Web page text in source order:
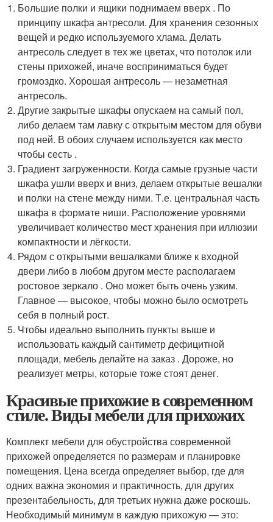
Большие полки и ящики поднимаем вверх . По
принципу шкафа антресоли. Для хранения сезонных
вещей и редко используемого хлама. Делать
антресоль следует в тех же цветах, что потолок или
стены прихожей, иначе восприниматься будет
громоздко. Хорошая антресоль — незаметная
антресоль.
Другие закрытые шкафы опускаем на самый пол,
либо делаем там лавку с открытым местом для обуви
под ней. В обоих случаем используется как место
чтобы сесть .
Градиент загруженности. Когда самые грузные части
шкафа ушли вверх и вниз, делаем открытые вешалки
и полки на стене между ними. Т.е. центральная часть
шкафа в формате ниши. Расположение уровнями
увеличивает количество мест хранения при иллюзии
компактности и лёгкости.
Рядом с открытыми вешалками ближе к входной
двери либо в любом другом месте располагаем
ростовое зеркало . Оно может быть очень узким.
Главное — высокое, чтобы можно было осмотреть
себя в полный рост.
Чтобы идеально выполнить пункты выше и
использовать каждый сантиметр дефицитной
площади, мебель делайте на заказ . Дороже, но
реализует метры, которые тоже стоят денег.
Красивые прихожие в современном
стиле. Виды мебели для прихожих
Комплект мебели для обустройства современной
прихожей определяется по размерам и планировке
помещения. Цена всегда определяет выбор, где для
одних важна экономия и практичность, для других
презентабельность, для третьих нужна даже роскошь.
Необходимый минимум в каждую прихожую — это: